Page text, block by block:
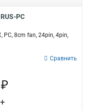
PC
PC, 8cm fan, 24pin, 4pin,
Сравнить
+